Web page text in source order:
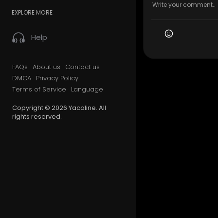
EXPLORE MORE
Help
FAQs About us
Contact us
DMCA Privacy Policy
Terms of Service
Language
Copyright © 2026 Yacoline. All
rights reserved.